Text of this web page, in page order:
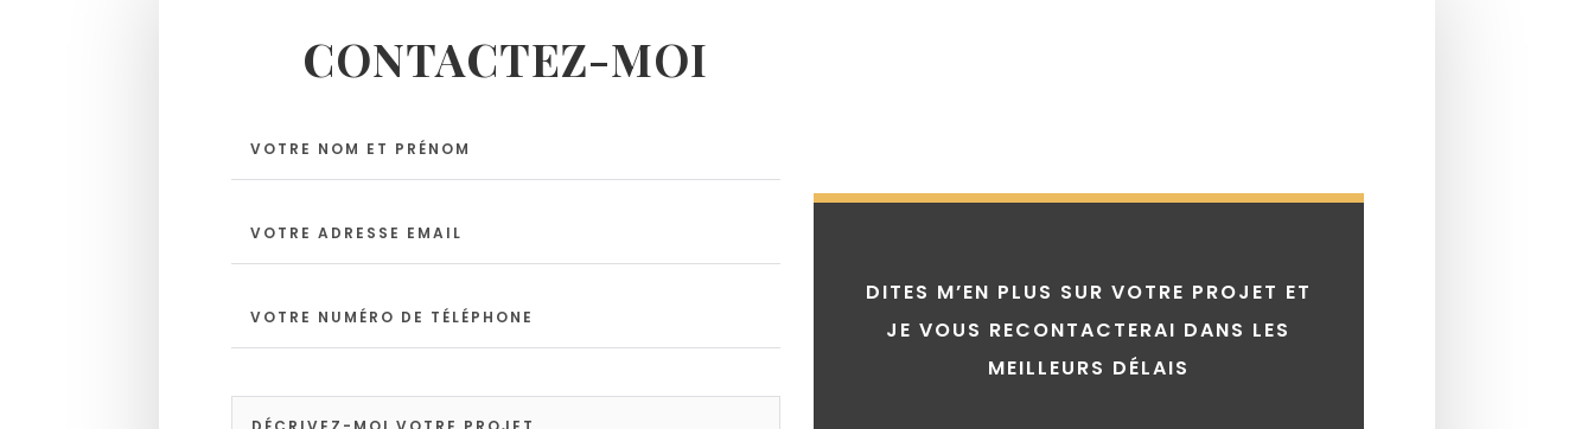
CONTACTEZ-MOI
DITES M’EN PLUS SUR VOTRE PROJET ET
JE VOUS RECONTACTERAI DANS LES
MEILLEURS DÉLAIS